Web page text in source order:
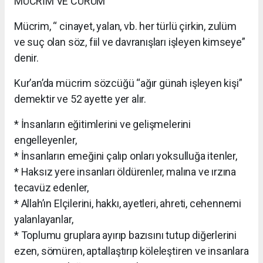
Mücrim, “ cinayet, yalan, vb. her türlü çirkin, zulüm
ve suç olan söz, fiil ve davranışları işleyen kimseye”
denir.
Kur’an’da mücrim sözcüğü “ağır günah işleyen kişi”
demektir ve 52 ayette yer alır.
* İnsanların eğitimlerini ve gelişmelerini
engelleyenler,
* İnsanların emeğini çalıp onları yoksulluğa itenler,
* Haksız yere insanları öldürenler, malına ve ırzına
tecavüz edenler,
* Allah’ın Elçilerini, hakkı, ayetleri, ahreti, cehennemi
yalanlayanlar,
* Toplumu gruplara ayırıp bazısını tutup diğerlerini
ezen, sömüren, aptallaştırıp köleleştiren ve insanlara